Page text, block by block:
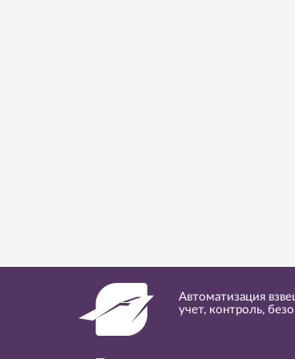
Автоматизация
учет, контроль,